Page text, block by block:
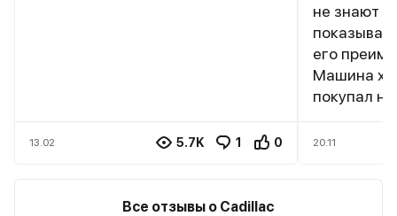
13.02 5.7K 1 0
не знают
его
Машина
покупал
два офф
"дурочку
20.11
Все отзывы о Cadillac